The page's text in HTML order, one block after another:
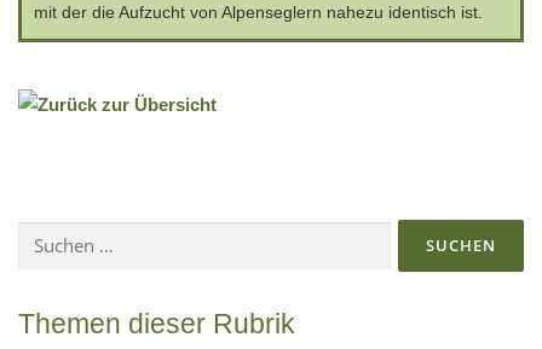
mit der die Aufzucht von Alpenseglern nahezu identisch ist.
nach:
Themen dieser Rubrik